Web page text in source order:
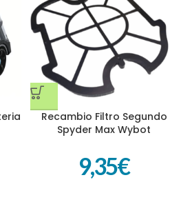
Recambio Filtro Segundo
Spyder Max Wybot
9,35€